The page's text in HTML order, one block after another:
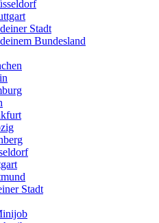
Stadt
Bundesland
Stadt